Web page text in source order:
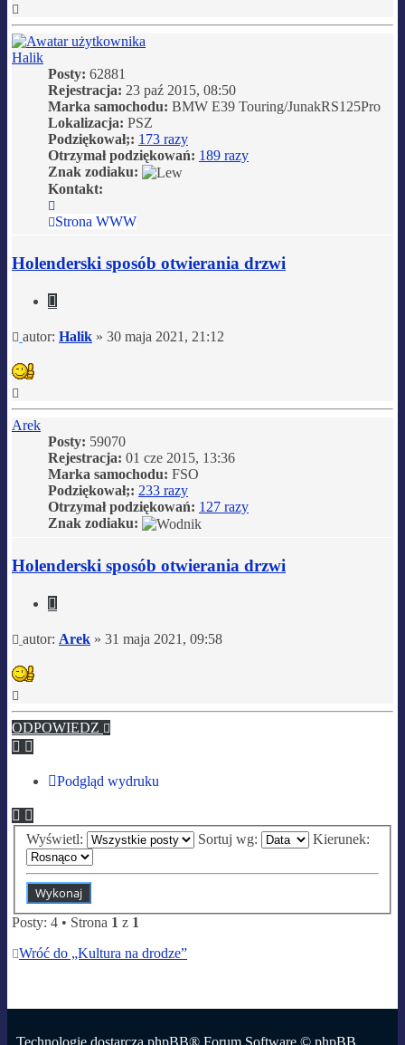
górę
Halik
Posty: 62881
Rejestracja: 23 paź 2015, 08:50
Marka samochodu: BMW E39 Touring/JunakRS125Pro
Lokalizacja: PSZ
Podziękował;: 173 razy
Otrzymał podziękowań: 189 razy
Znak zodiaku:
Kontakt:
się
Strona WWW
Holenderski sposób otwierania drzwi
Cytuj
Post
autor: Halik » 30 maja 2021, 21:12
górę
Arek
Posty: 59070
Rejestracja: 01 cze 2015, 13:36
Marka samochodu: FSO
Podziękował;: 233 razy
Otrzymał podziękowań: 127 razy
Znak zodiaku:
Holenderski sposób otwierania drzwi
Cytuj
Post
autor: Arek » 31 maja 2021, 09:58
górę
ODPOWIEDZ
Podgląd wydruku
Wyświetl: Sortuj wg: Kierunek:
Posty: 4 • Strona 1 z 1
Wróć do „Kultura na drodze”